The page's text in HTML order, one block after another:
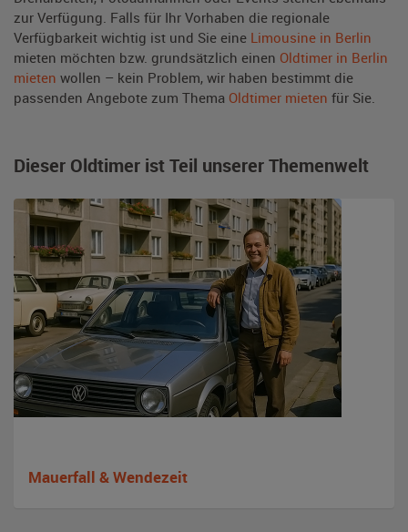
zur Verfügung. Falls für Ihr Vorhaben die regionale
Verfügbarkeit wichtig ist und Sie eine Limousine in Berlin
mieten möchten bzw. grundsätzlich einen Oldtimer in Berlin
mieten wollen – kein Problem, wir haben bestimmt die
passenden Angebote zum Thema Oldtimer mieten für Sie.
Dieser Oldtimer ist Teil unserer Themenwelt
Mauerfall & Wendezeit